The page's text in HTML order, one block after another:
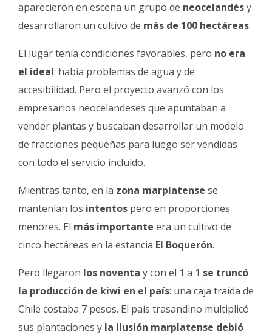
aparecieron en escena un grupo de neocelandésy
desarrollaron un cultivo de más de 100 hectáreas.
El lugar tenía condiciones favorables, pero no era
el ideal: había problemas de agua y de
accesibilidad. Pero el proyecto avanzó con los
empresarios neocelandeses que apuntaban a
vender plantas y buscaban desarrollar un modelo
de fracciones pequeñas para luego ser vendidas
con todo el servicio incluído.
Mientras tanto, en la zona marplatense se
mantenían los intentos pero en proporciones
menores. El más importante era un cultivo de
cinco hectáreas en la estancia El Boquerón.
Pero llegaron los noventa y con el 1 a 1 se truncó
la producción de kiwi en el país: una caja traída de
Chile costaba 7 pesos. El país trasandino multiplicó
sus plantaciones y la ilusión marplatense debió